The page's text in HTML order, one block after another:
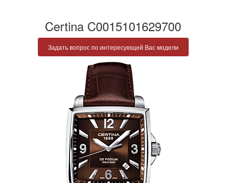
Certina C0015101629700
Задать вопрос по интересующей Вас модели